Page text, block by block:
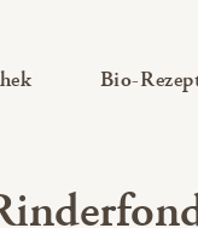
— Untermenü
Bio-